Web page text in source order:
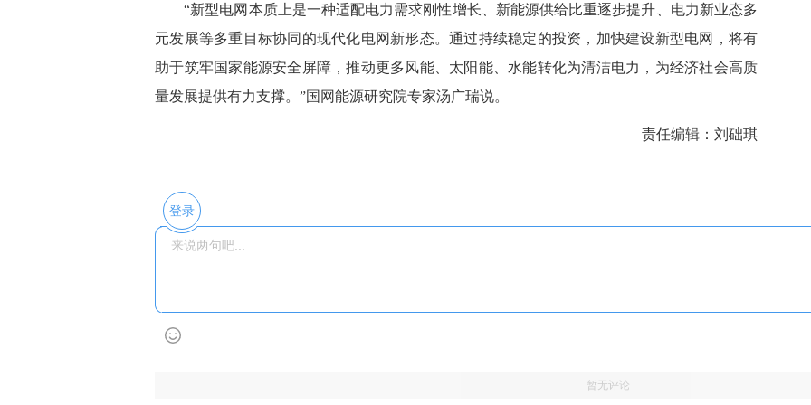
“新型电网本质上是一种适配电力需求刚性增长、新能源供给比重逐步提升、电力新业态多
元发展等多重目标协同的现代化电网新形态。通过持续稳定的投资，加快建设新型电网，将有
助于筑牢国家能源安全屏障，推动更多风能、太阳能、水能转化为清洁电力，为经济社会高质
量发展提供有力支撑。”国网能源研究院专家汤广瑞说。
责任编辑：刘础琪
登录
暂无评论